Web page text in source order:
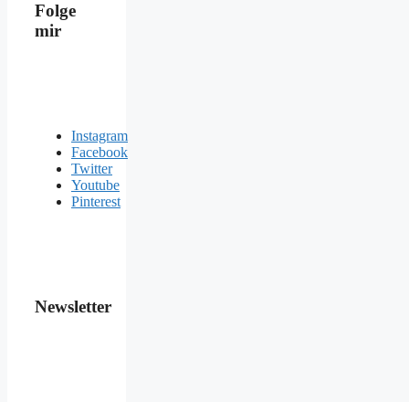
Folge
mir
Instagram
Facebook
Twitter
Youtube
Pinterest
Newsletter